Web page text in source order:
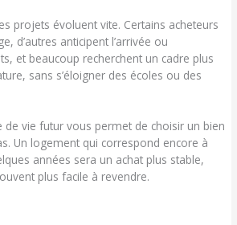
projets évoluent vite. Certains acheteurs
d’autres anticipent l’arrivée ou
et beaucoup recherchent un cadre plus
sans s’éloigner des écoles ou des
de vie futur vous permet de choisir un bien
Un logement qui correspond encore à
années sera un achat plus stable,
plus facile à revendre.